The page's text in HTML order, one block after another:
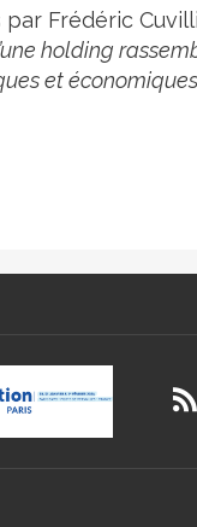
Frédéric
holding
et